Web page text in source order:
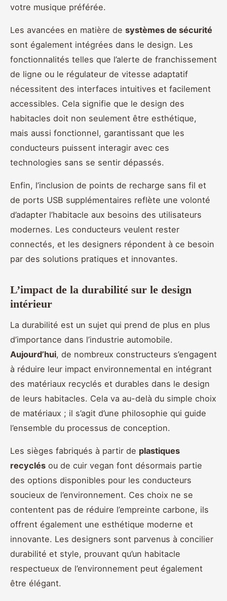
votre musique préférée.
Les avancées en matière de systèmes de sécurité
sont également intégrées dans le design. Les
fonctionnalités telles que l’alerte de franchissement
de ligne ou le régulateur de vitesse adaptatif
nécessitent des interfaces intuitives et facilement
accessibles. Cela signifie que le design des
habitacles doit non seulement être esthétique,
mais aussi fonctionnel, garantissant que les
conducteurs puissent interagir avec ces
technologies sans se sentir dépassés.
Enfin, l’inclusion de points de recharge sans fil et
de ports USB supplémentaires reflète une volonté
d’adapter l’habitacle aux besoins des utilisateurs
modernes. Les conducteurs veulent rester
connectés, et les designers répondent à ce besoin
par des solutions pratiques et innovantes.
L’impact de la durabilité sur le design
intérieur
La durabilité est un sujet qui prend de plus en plus
d’importance dans l’industrie automobile.
Aujourd’hui, de nombreux constructeurs s’engagent
à réduire leur impact environnemental en intégrant
des matériaux recyclés et durables dans le design
de leurs habitacles. Cela va au-delà du simple choix
de matériaux ; il s’agit d’une philosophie qui guide
l’ensemble du processus de conception.
Les sièges fabriqués à partir de plastiques
recyclés ou de cuir vegan font désormais partie
des options disponibles pour les conducteurs
soucieux de l’environnement. Ces choix ne se
contentent pas de réduire l’empreinte carbone, ils
offrent également une esthétique moderne et
innovante. Les designers sont parvenus à concilier
durabilité et style, prouvant qu’un habitacle
respectueux de l’environnement peut également
être élégant.